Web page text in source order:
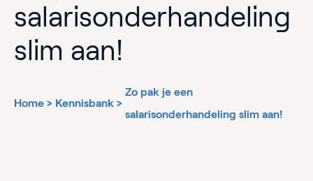
salarisonderhandeling
slim aan!
Home > Kennisbank >
Zo pak je een
salarisonderhandeling slim aan!